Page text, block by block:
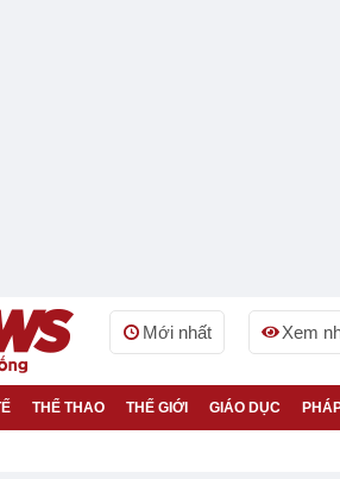
Mới nhất Xem
THỂ THAO THẾ GIỚI GIÁO DỤC